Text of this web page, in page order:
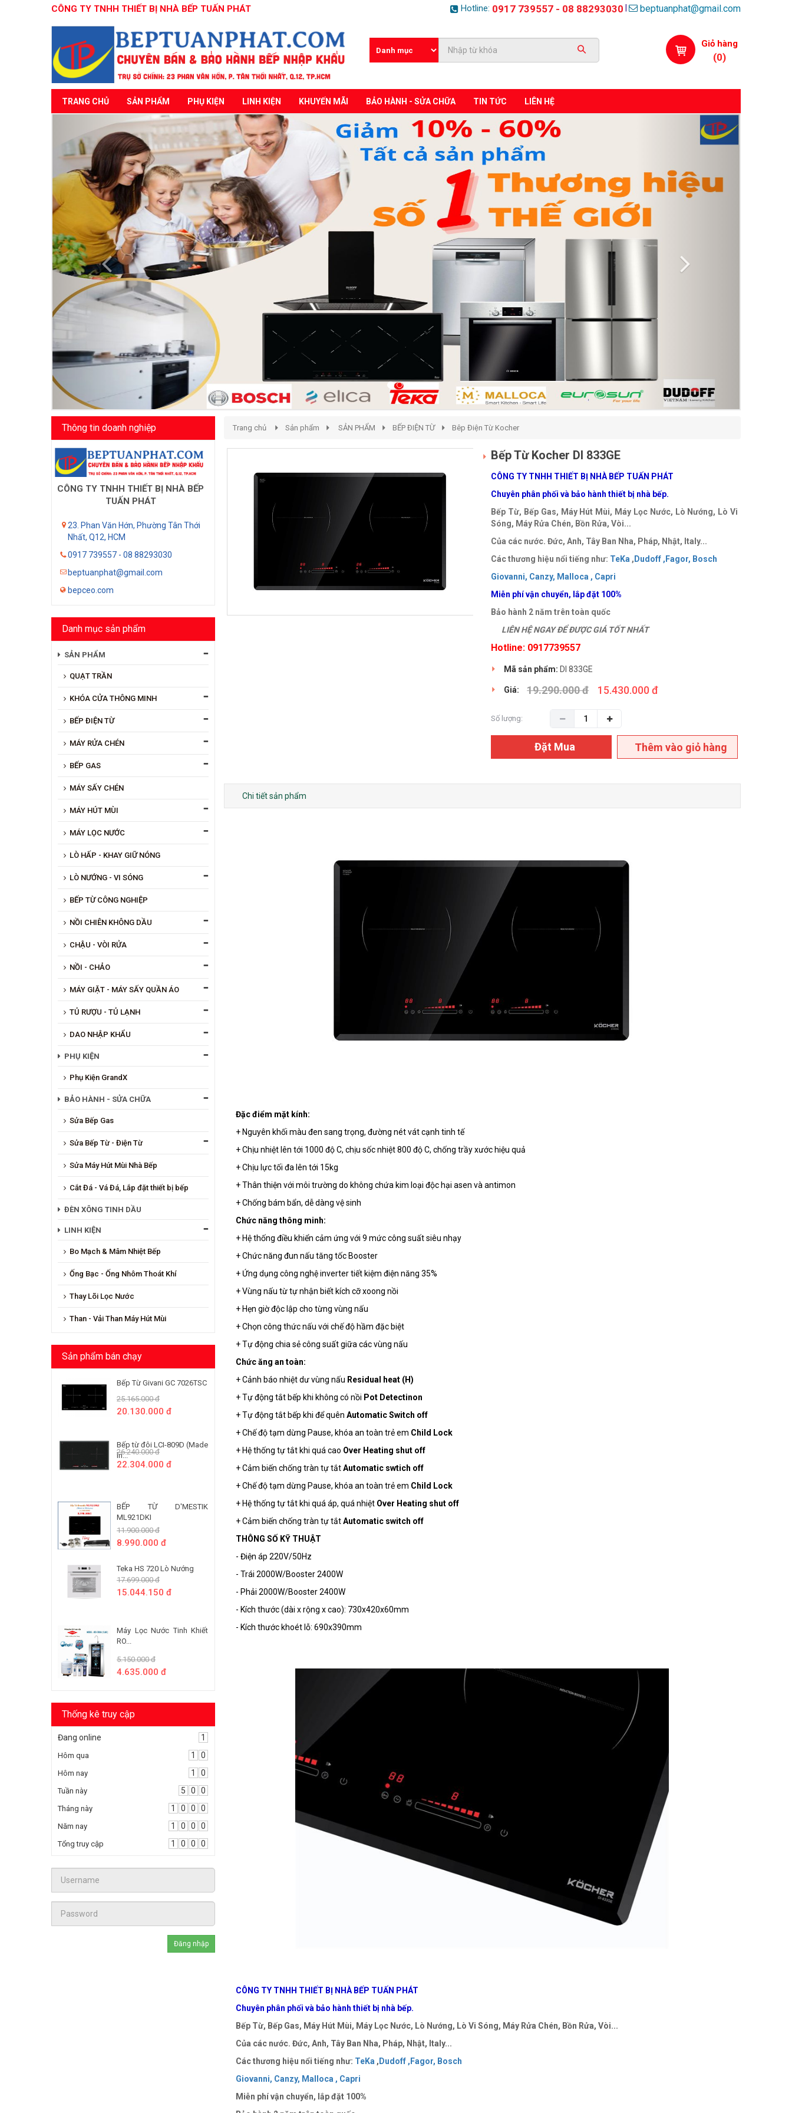
CÔNG TY TNHH THIẾT BỊ NHÀ BẾP TUẤN PHÁT Hotline: 0917 739557 - 08 88293030 beptuanphat@gmail.com
Giỏ hàng
(0)
TRANG CHỦ SẢN PHẨM PHỤ KIỆN LINH KIỆN KHUYẾN MÃI BẢO HÀNH - SỬA CHỮA TIN TỨC LIÊN HỆ
Previous Next
Thông tin doanh nghiệp
CÔNG TY TNHH THIẾT BỊ NHÀ BẾP
TUẤN PHÁT
23. Phan Văn Hớn, Phường Tân Thới
Nhất, Q12, HCM
0917 739557 - 08 88293030
beptuanphat@gmail.com
bepceo.com
Danh mục sản phẩm
SẢN PHẨM
QUẠT TRẦN
KHÓA CỬA THÔNG MINH
BẾP ĐIỆN TỪ
MÁY RỬA CHÉN
BẾP GAS
MÁY SẤY CHÉN
MÁY HÚT MÙI
MÁY LỌC NƯỚC
LÒ HẤP - KHAY GIỮ NÓNG
LÒ NƯỚNG - VI SÓNG
BẾP TỪ CÔNG NGHIỆP
NỒI CHIÊN KHÔNG DẦU
CHẬU - VÒI RỬA
NỒI - CHẢO
MÁY GIẶT - MÁY SẤY QUẦN ÁO
TỦ RƯỢU - TỦ LẠNH
DAO NHẬP KHẨU
PHỤ KIỆN
Phụ Kiện GrandX
BẢO HÀNH - SỬA CHỮA
Sửa Bếp Gas
Sửa Bếp Từ - Điện Từ
Sửa Máy Hút Mùi Nhà Bếp
Cắt Đá - Vá Đá, Lắp đặt thiết bị bếp
ĐÈN XÔNG TINH DẦU
LINH KIỆN
Bo Mạch & Mâm Nhiệt Bếp
Ống Bạc - Ống Nhôm Thoát Khí
Thay Lõi Lọc Nước
Than - Vải Than Máy Hút Mùi
Sản phẩm bán chạy
Bếp Từ Givani GC 7026TSC
25.165.000 đ
20.130.000 đ
Bếp từ đôi LCI-809D (Made
In...
26.240.000 đ
22.304.000 đ
BẾP TỪ D'MESTIK
ML921DKI
11.900.000 đ
8.990.000 đ
Teka HS 720 Lò Nướng
17.699.000 đ
15.044.150 đ
Máy Lọc Nước Tinh Khiết
RO...
5.150.000 đ
4.635.000 đ
Thống kê truy cập
Đang online 1
Hôm qua 1 0
Hôm nay 1 0
Tuần này 5 0 0
Tháng này 1 0 0 0
Năm nay 1 0 0 0
Tổng truy cập 1 0 0 0
Trang chủ Sản phẩm SẢN PHẨM BẾP ĐIỆN TỪ Bêp Điện Từ Kocher
Bếp Từ Kocher DI 833GE
CÔNG TY TNHH THIẾT BỊ NHÀ BẾP TUẤN PHÁT
Chuyên phân phối và bảo hành thiết bị nhà bếp.
Bếp Từ, Bếp Gas, Máy Hút Mùi, Máy Lọc Nước, Lò Nướng, Lò Vi
Sóng, Máy Rửa Chén, Bồn Rửa, Vòi...
Của các nước. Đức, Anh, Tây Ban Nha, Pháp, Nhật, Italy...
Các thương hiệu nổi tiếng như: TeKa , Dudoff , Fagor, Bosch
Giovanni, Canzy, Malloca , Capri
Miễn phí vận chuyển, lắp đặt 100%
Bảo hành 2 năm trên toàn quốc
LIÊN HỆ NGAY ĐỂ ĐƯỢC GIÁ TỐT NHẤT
Hotline: 0917739557
Mã sản phẩm: DI 833GE
Giá: 19.290.000 đ 15.430.000 đ
Số lượng:
Đặt Mua Thêm vào giỏ hàng
Chi tiết sản phẩm
Đặc điểm mặt kính:
+ Nguyên khối màu đen sang trọng, đường nét vát cạnh tinh tế
+ Chịu nhiệt lên tới 1000 độ C, chịu sốc nhiệt 800 độ C, chống trầy xước hiệu quả
+ Chịu lực tối đa lên tới 15kg
+ Thân thiện với môi trường do không chứa kim loại độc hại asen và antimon
+ Chống bám bẩn, dễ dàng vệ sinh
Chức năng thông minh:
+ Hệ thống điều khiển cảm ứng với 9 mức công suất siêu nhạy
+ Chức năng đun nấu tăng tốc Booster
+ Ứng dụng công nghệ inverter tiết kiệm điện năng 35%
+ Vùng nấu từ tự nhận biết kích cỡ xoong nồi
+ Hẹn giờ độc lập cho từng vùng nấu
+ Chọn công thức nấu với chế độ hầm đặc biệt
+ Tự động chia sẻ công suất giữa các vùng nấu
Chức ăng an toàn:
+ Cảnh báo nhiệt dư vùng nấu Residual heat (H)
+ Tự động tắt bếp khi không có nồi Pot Detectinon
+ Tự động tắt bếp khi để quên Automatic Switch off
+ Chế độ tạm dừng Pause, khóa an toàn trẻ em Child Lock
+ Hệ thống tự tắt khi quá cao Over Heating shut off
+ Cảm biến chống tràn tự tắtAutomatic swtich off
+ Chế độ tạm dừng Pause, khóa an toàn trẻ em Child Lock
+ Hệ thống tự tắt khi quá áp, quá nhiệt Over Heating shut off
+ Cảm biến chống tràn tự tắtAutomatic switch off
THÔNG SỐ KỸ THUẬT
- Điện áp 220V/50Hz
- Trái 2000W/Booster 2400W
- Phải 2000W/Booster 2400W
- Kích thước (dài x rộng x cao): 730x420x60mm
- Kích thước khoét lỗ: 690x390mm
CÔNG TY TNHH THIẾT BỊ NHÀ BẾP TUẤN PHÁT
Chuyên phân phối và bảo hành thiết bị nhà bếp.
Bếp Từ, Bếp Gas, Máy Hút Mùi, Máy Lọc Nước, Lò Nướng, Lò Vi Sóng, Máy Rửa Chén, Bồn Rửa, Vòi...
Của các nước. Đức, Anh, Tây Ban Nha, Pháp, Nhật, Italy...
Các thương hiệu nổi tiếng như: TeKa , Dudoff , Fagor, Bosch
Giovanni, Canzy, Malloca , Capri
Miễn phí vận chuyển, lắp đặt 100%